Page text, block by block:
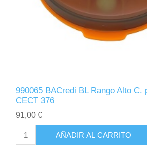
990065 BACredi BL Rango Alto C.
CECT 376
91,00 €
AÑADIR AL CARRITO